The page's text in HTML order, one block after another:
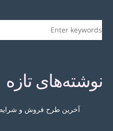
نوشته‌های تازه
آخرین طرح فروش و شرایط